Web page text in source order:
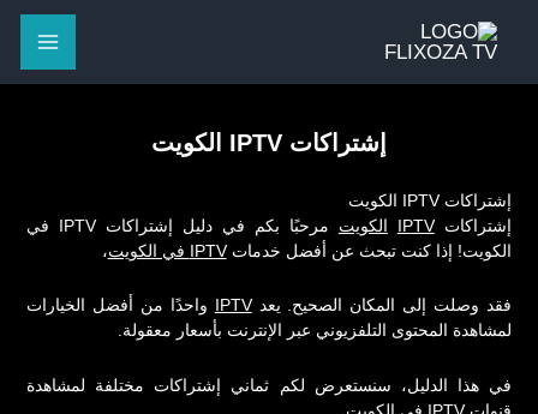
المحتوى
إشتراكات IPTV الكويت
إشتراكات IPTV الكويت
إشتراكاتIPTV الكويت مرحبًا بكم في دليل إشتراكات
IPTV في
الكويت! إذا كنت تبحث عن أفضل خدماتIPTV في الكويت ،
فقد وصلت إلى المكان الصحيح. يعدIPTV واحدًا من أفضل الخيارات
لمشاهدة المحتوى التلفزيوني عبر الإنترنت بأسعار معقولة.
في هذا الدليل، سنستعرض لكم ثماني إشتراكات مختلفة لمشاهدة